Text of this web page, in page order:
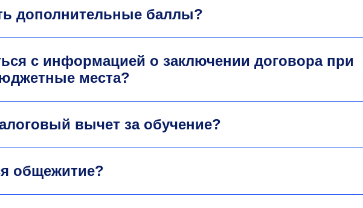
дополнительные баллы?
с информацией о заключении договора при
места?
вычет за обучение?
общежитие?